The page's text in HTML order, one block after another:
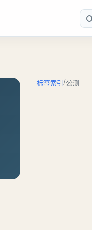
标签索引/公测